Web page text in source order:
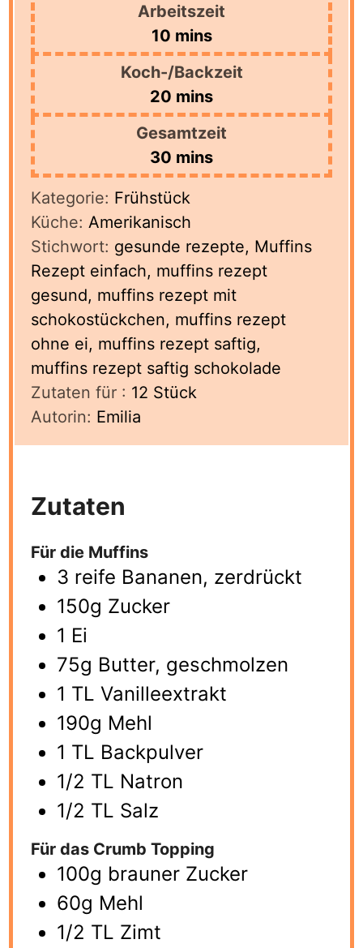
Arbeitszeit
10minutes
mins
Koch-/Backzeit
20 minutes
mins
Gesamtzeit
30 minutes
mins
Kategorie: Frühstück
Küche: Amerikanisch
Stichwort: gesunde rezepte, Muffins
Rezept einfach, muffins rezept
gesund, muffins rezept mit
schokostückchen, muffins rezept
ohne ei, muffins rezept saftig,
muffins rezept saftig schokolade
Zutaten für : 12 Stück
Autorin: Emilia
Zutaten
Für die Muffins
3 reife Bananen, zerdrückt
150g Zucker
1 Ei
75g Butter, geschmolzen
1 TL Vanilleextrakt
190g Mehl
1 TL Backpulver
1/2 TL Natron
1/2 TL Salz
Für das Crumb Topping
100g brauner Zucker
60g Mehl
1/2 TL Zimt